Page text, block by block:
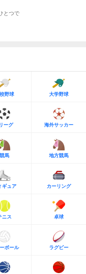
とつで
野球 大学野球
ーグ 海外サッカー
競馬 地方競馬
ギュア カーリング
ニス 卓球
ボール ラグビー